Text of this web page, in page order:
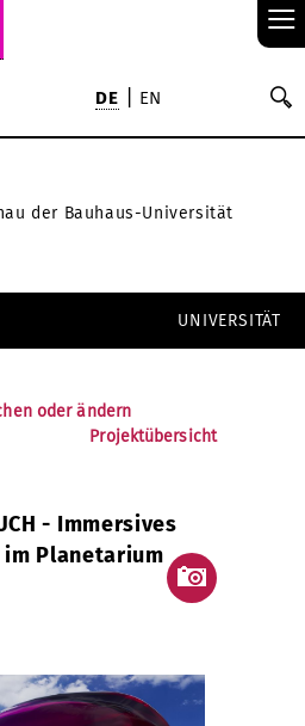
≡
DE EN
der Bauhaus-Universität
UNIVERSITÄT
oder ändern
Projektübersicht
- Immersives
Planetarium